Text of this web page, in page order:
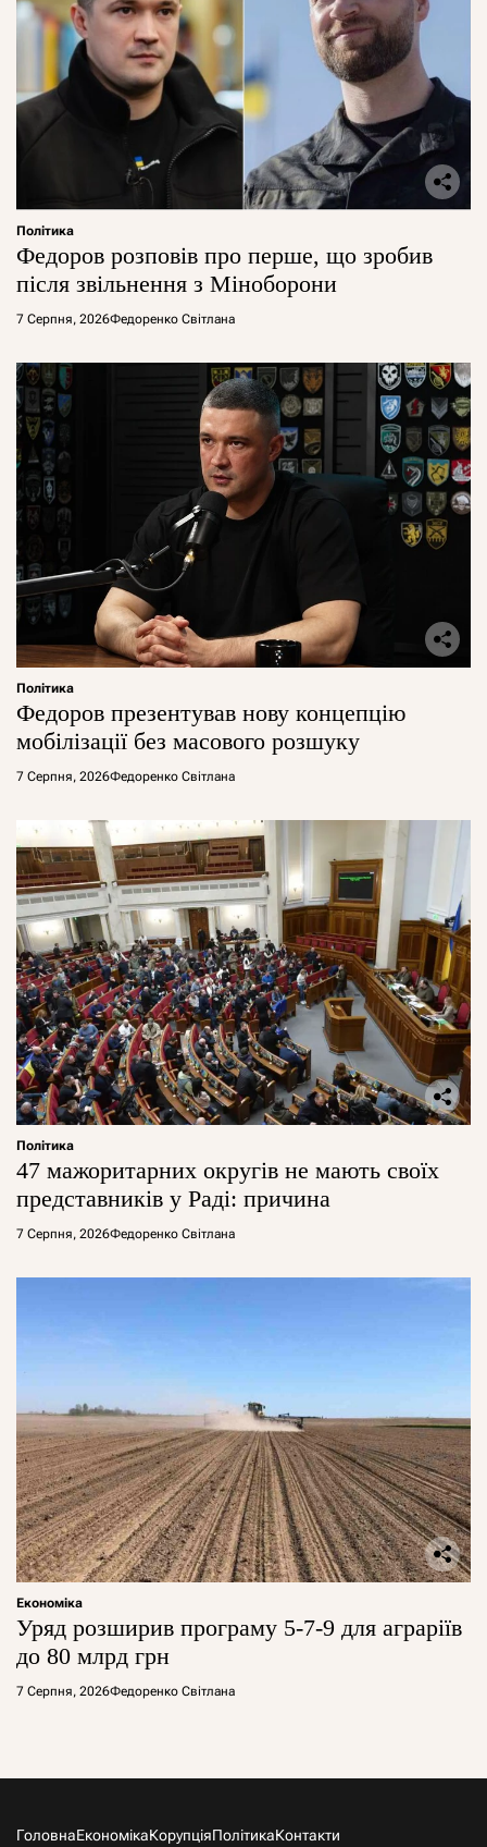
Політика
Федоров розповів про перше, що зробив
після звільнення з Міноборони
7 Серпня, 2026Федоренко Світлана
Політика
Федоров презентував нову концепцію
мобілізації без масового розшуку
7 Серпня, 2026Федоренко Світлана
Політика
47 мажоритарних округів не мають своїх
представників у Раді: причина
7 Серпня, 2026Федоренко Світлана
Економіка
Уряд розширив програму 5-7-9 для аграріїв
до 80 млрд грн
7 Серпня, 2026Федоренко Світлана
ГоловнаЕкономікаКорупціяПолітикаКонтакти